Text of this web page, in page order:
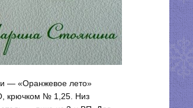
— «Оранжевое лето»
крючком № 1,25. Низ